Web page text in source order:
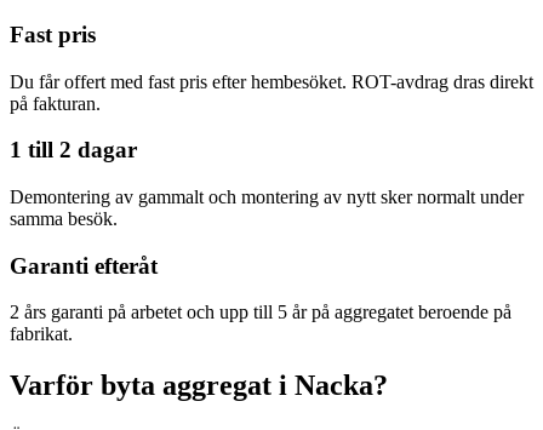
Fast pris
Du får offert med fast pris efter hembesöket. ROT-avdrag dras direkt
på fakturan.
1 till 2 dagar
Demontering av gammalt och montering av nytt sker normalt under
samma besök.
Garanti efteråt
2 års garanti på arbetet och upp till 5 år på aggregatet beroende på
fabrikat.
Varför byta aggregat i Nacka?